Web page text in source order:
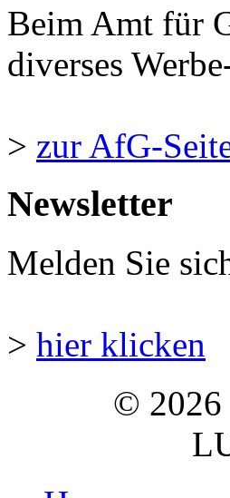
Beim Amt für
diverses
> zur AfG-
Newsletter
Melden Sie
> hier klicken
© 2026